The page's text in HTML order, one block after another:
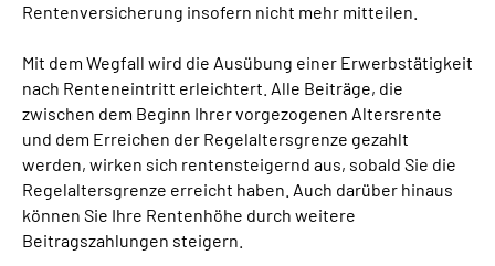
Suche
Mein Kundenportal
Rentenversicherung insofern nicht mehr mitteilen.
Mit dem Wegfall wird die Ausübung einer Erwerbstätigkeit
nach Renteneintritt erleichtert. Alle Beiträge, die
zwischen dem Beginn Ihrer vorgezogenen Altersrente
und dem Erreichen der Regelaltersgrenze gezahlt
werden, wirken sich rentensteigernd aus, sobald Sie die
Regelaltersgrenze erreicht haben. Auch darüber hinaus
können Sie Ihre Rentenhöhe durch weitere
Beitragszahlungen steigern.